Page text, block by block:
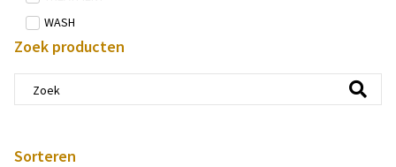
WASH
Zoek producten
Sorteren